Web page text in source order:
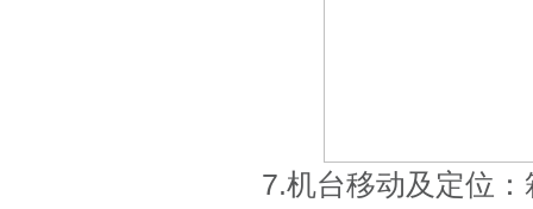
7.机台移动及定位